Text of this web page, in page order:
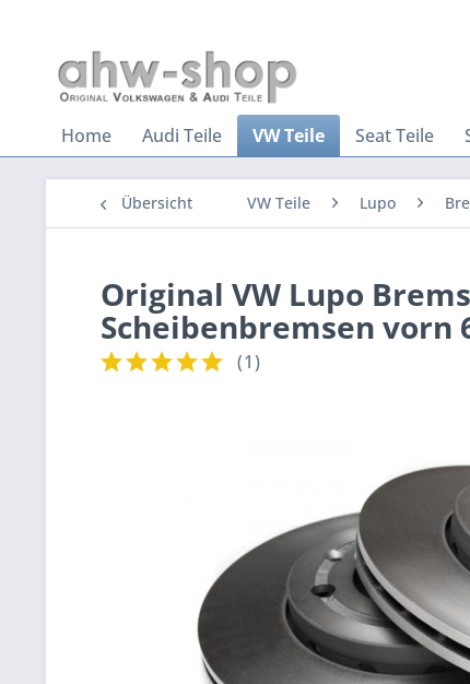
Home Audi Teile VW Teile Seat Teile
Übersicht VW Teile Lupo
Original VW Lupo
Scheibenbremsen vorn
(1)